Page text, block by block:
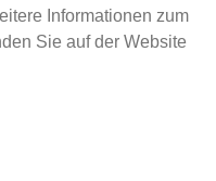
Informationen zum
Sie auf der Website